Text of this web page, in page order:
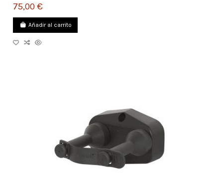
75,00 €
Añadir al carrito